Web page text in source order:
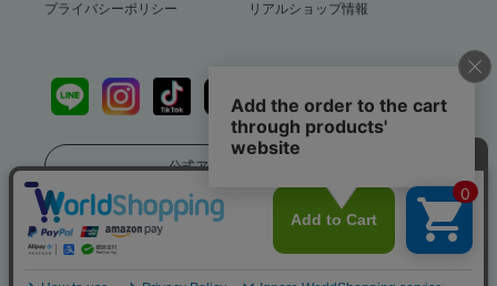
プライバシーポリシー リアルショップ情報
公式アプリをダウンロード
送料799円（沖縄、離島を除く）12,000円以上で送料無料